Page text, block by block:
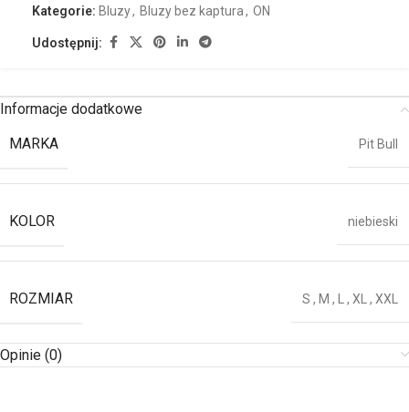
Kategorie: Bluzy, Bluzy bez kaptura, ON
Udostępnij:
Informacje dodatkowe
MARKA
Pit Bull
KOLOR niebieski
ROZMIAR S , M , L, XL, XXL
Opinie (0)